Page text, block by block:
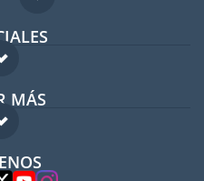
extranjero
MÁS